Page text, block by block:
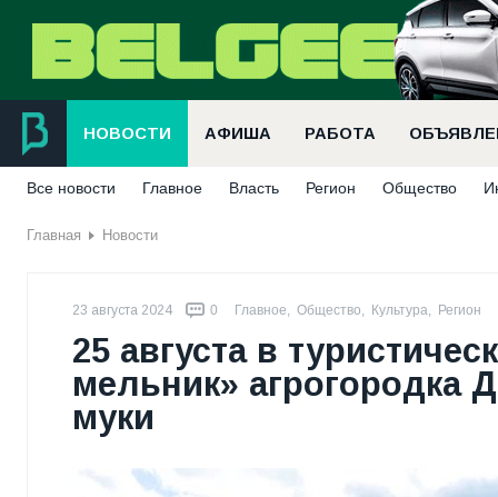
НОВОСТИ АФИША РАБОТА
Все новости Главное Власть Регион Общество
Главная Новости
23 августа 2024 0 Главное, Общество, Культура, Регион
25 августа в
мельник» агрогородка
муки